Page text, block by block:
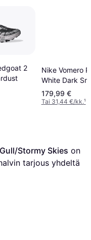
2
Nike Vomero
White Dark
Grey Metallic
179,99 €
Tai 31,44 €/kk.¹
Stormy Skies
tarjous yhdeltä